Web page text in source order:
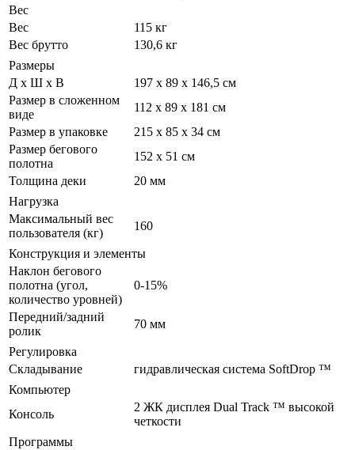
Вес
Вес
115 кг
Вес брутто
130,6 кг
Размеры
Д х Ш х В
197 x 89 x 146,5 см
Размер в сложенном
виде
112 x 89 x 181 см
Размер в упаковке
215 х 85 х 34 см
Размер бегового
полотна
152 х 51 см
Толщина деки
20 мм
Нагрузка
Максимальный вес
пользователя (кг)
160
Конструкция и элементы
Наклон бегового
полотна (угол,
количество уровней)
0-15%
Передний/задний
ролик
70 мм
Регулировка
Складывание
гидравлическая система SoftDrop ™
Компьютер
Консоль
2 ЖК дисплея Dual Track ™ высокой
четкости
Программы